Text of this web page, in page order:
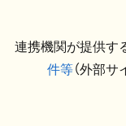
連携機関が提供す
件等（外部